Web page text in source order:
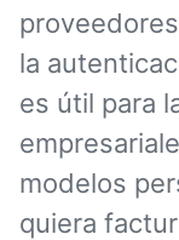
la
es útil para
modelos
quiera